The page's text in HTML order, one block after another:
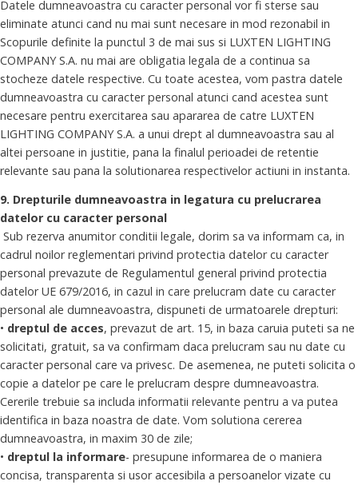
Datele dumneavoastra cu caracter personal vor fi sterse sau
eliminate atunci cand nu mai sunt necesare in mod rezonabil in
Scopurile definite la punctul 3 de mai sus si LUXTEN LIGHTING
COMPANY S.A. nu mai are obligatia legala de a continua sa
stocheze datele respective. Cu toate acestea, vom pastra datele
dumneavoastra cu caracter personal atunci cand acestea sunt
necesare pentru exercitarea sau apararea de catre LUXTEN
LIGHTING COMPANY S.A. a unui drept al dumneavoastra sau al
altei persoane in justitie, pana la finalul perioadei de retentie
relevante sau pana la solutionarea respectivelor actiuni in instanta.
9. Drepturile dumneavoastra in legatura cu prelucrarea
datelor cu caracter personal
Sub rezerva anumitor conditii legale, dorim sa va informam ca, in
cadrul noilor reglementari privind protectia datelor cu caracter
personal prevazute de Regulamentul general privind protectia
datelor UE 679/2016, in cazul in care prelucram date cu caracter
personal ale dumneavoastra, dispuneti de urmatoarele drepturi:
• dreptul de acces, prevazut de art. 15, in baza caruia puteti sa ne
solicitati, gratuit, sa va confirmam daca prelucram sau nu date cu
caracter personal care va privesc. De asemenea, ne puteti solicita o
copie a datelor pe care le prelucram despre dumneavoastra.
Cererile trebuie sa includa informatii relevante pentru a va putea
identifica in baza noastra de date. Vom solutiona cererea
dumneavoastra, in maxim 30 de zile;
• dreptul la informare- presupune informarea de o maniera
concisa, transparenta si usor accesibila a persoanelor vizate cu